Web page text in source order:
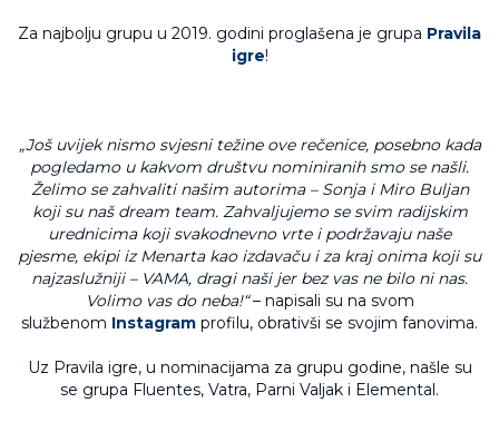
Za najbolju grupu u 2019. godini proglašena je grupa Pravila
igre!
„Još uvijek nismo svjesni težine ove rečenice, posebno kada
pogledamo u kakvom društvu nominiranih smo se našli.
Želimo se zahvaliti našim autorima – Sonja i Miro Buljan
koji su naš dream team. Zahvaljujemo se svim radijskim
urednicima koji svakodnevno vrte i podržavaju naše
pjesme, ekipi iz Menarta kao izdavaču i za kraj onima koji su
najzaslužniji – VAMA, dragi naši jer bez vas ne bilo ni nas.
Volimo vas do neba!“– napisali su na svom
službenom Instagram profilu, obrativši se svojim fanovima.
Uz Pravila igre, u nominacijama za grupu godine, našle su
se grupa Fluentes, Vatra, Parni Valjak i Elemental.